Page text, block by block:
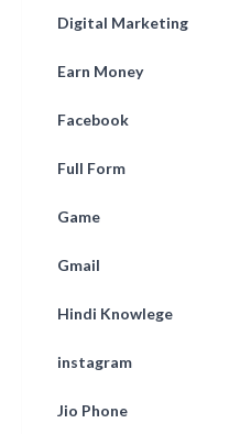
Digital Marketing
Earn Money
Facebook
Full Form
Game
Gmail
Hindi Knowlege
instagram
Jio Phone